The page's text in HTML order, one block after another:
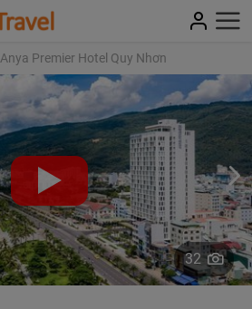
Anya Premier Hotel Quy Nhơn
32